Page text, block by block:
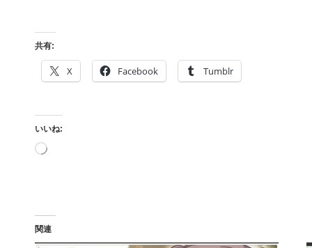
共有:
X Facebook Tumblr
いいね:
読
み
関連